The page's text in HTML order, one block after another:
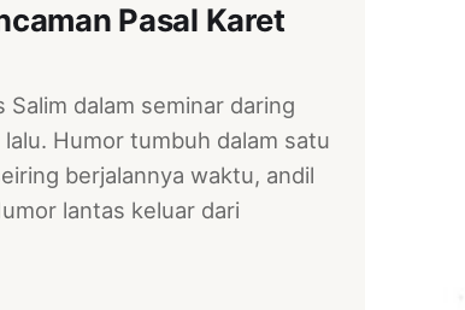
Pasal Karet
Salim dalam seminar daring
Humor tumbuh dalam satu
berjalannya waktu, andil
lantas keluar dari